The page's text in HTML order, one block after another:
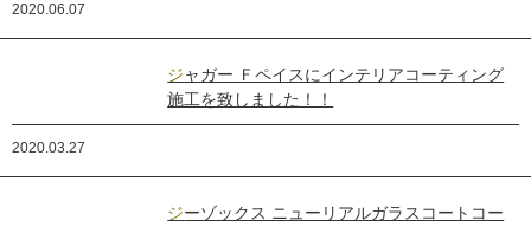
2020.06.07
ジャガー Ｆペイスにインテリアコーティング
施工を致しました！！
2020.03.27
ジーゾックス ニューリアルガラスコートコー